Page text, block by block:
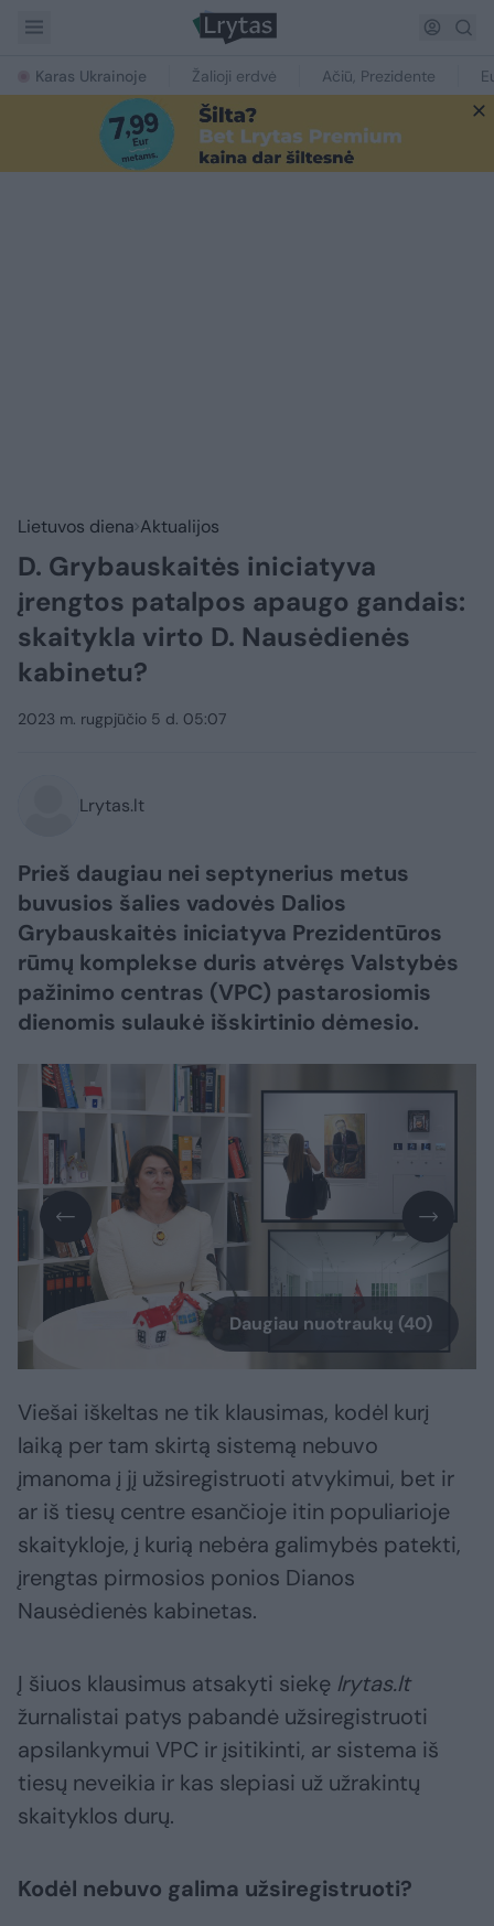
Karas Ukrainoje Žalioji erdvė Ačiū, Prezidente
Lietuvos diena Aktualijos
D. Grybauskaitės iniciatyva
įrengtos patalpos apaugo gandais:
skaitykla virto D. Nausėdienės
kabinetu?
2023 m. rugpjūčio 5 d. 05:07
Lrytas.lt
Prieš daugiau nei septynerius metus
buvusios šalies vadovės Dalios
Grybauskaitės iniciatyva Prezidentūros
rūmų komplekse duris atvėręs Valstybės
pažinimo centras (VPC) pastarosiomis
dienomis sulaukė išskirtinio dėmesio.
Daugiau nuotraukų (40)
Viešai iškeltas ne tik klausimas, kodėl kurį
laiką per tam skirtą sistemą nebuvo
įmanoma į jį užsiregistruoti atvykimui, bet ir
ar iš tiesų centre esančioje itin populiarioje
skaitykloje, į kurią nebėra galimybės patekti,
įrengtas pirmosios ponios Dianos
Nausėdienės kabinetas.
Į šiuos klausimus atsakyti siekę lrytas.lt
žurnalistai patys pabandė užsiregistruoti
apsilankymui VPC ir įsitikinti, ar sistema iš
tiesų neveikia ir kas slepiasi už užrakintų
skaityklos durų.
Kodėl nebuvo galima užsiregistruoti?